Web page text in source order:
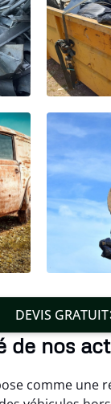
DEVIS GRATUIT
de nos
comme